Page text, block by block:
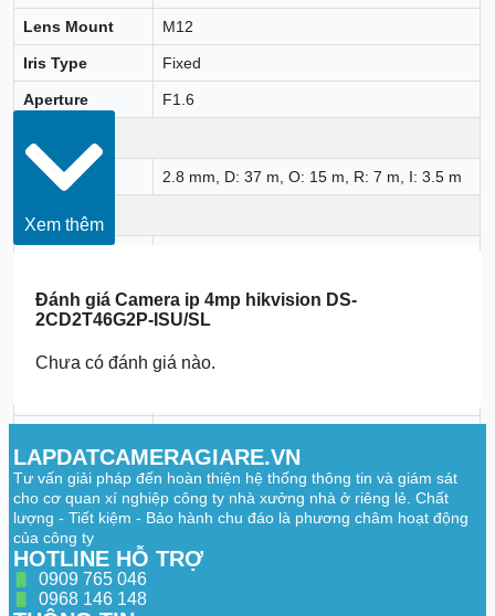
Lens Mount M12
Iris Type Fixed
Aperture F1.6
DORI 2.8 mm, D: 37 m, O: 15 m, R: 7 m, I: 3.5 m
Illuminator
Supplement
Light Range
Up to 40 m
Smart
Video
Main Stream
50 Hz: 25 fps (3040 × 1368)
60 Hz: 24 fps (3040 × 1368)
Sub-Stream
50 Hz: 25 fps (1200 × 536, 960 × 432)
Xem thêm
Đánh giáCamera ip 4mp hikvision DS-
2CD2T46G2P-ISU/SL
Chưa có đánh giá nào.
LAPDATCAMERAGIARE.VN
Tư vấn giải pháp đến hoàn thiện hệ thống thông tin và giám sát
cho cơ quan xí nghiệp công ty nhà xưởng nhà ở riêng lẻ. Chất
lượng - Tiết kiệm - Bảo hành chu đáo là phương châm hoạt động
của công ty
HOTLINE HỖ TRỢ
0909 765 046
0968 146 148